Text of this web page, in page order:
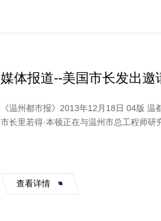
媒体报道--美国市长发出邀
《温州都市报》2013年12月18日 04版 温都新闻 图为 在研讨会现场，美国密苏里
市长里若得·本顿正在与温州市总工程师研
查看详情